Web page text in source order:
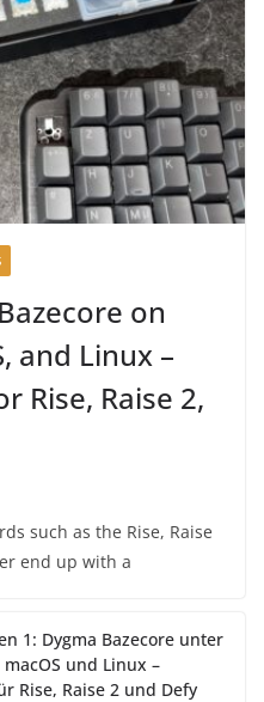
on
and Linux –
Rise, Raise 2,
such as the Rise, Raise
end up with a
1: Dygma Bazecore unter
und Linux –
Rise, Raise 2 und Defy